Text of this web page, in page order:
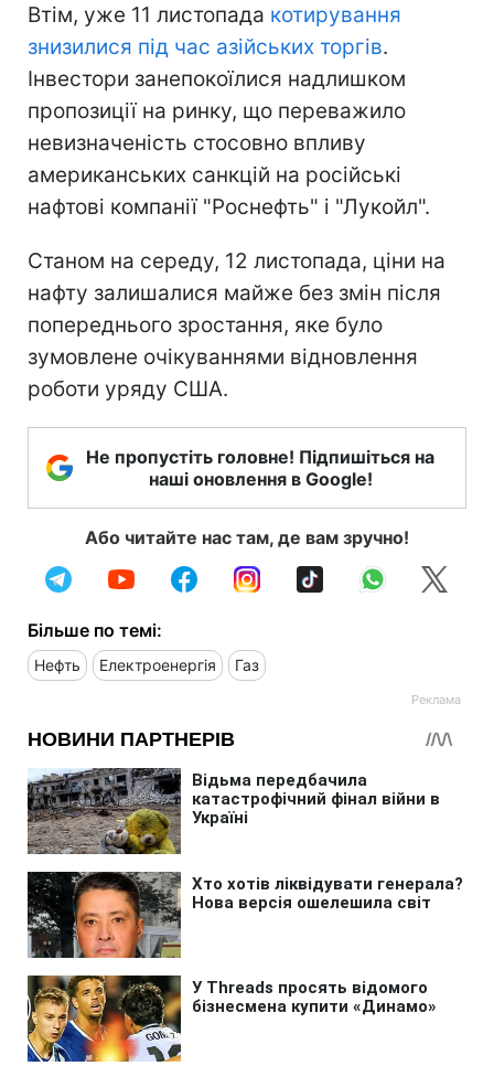
Втім, уже 11 листопада котирування
знизилися під час азійських торгів.
Інвестори занепокоїлися надлишком
пропозиції на ринку, що переважило
невизначеність стосовно впливу
американських санкцій на російські
нафтові компанії "Роснефть" і "Лукойл".
Станом на середу, 12 листопада, ціни на
нафту залишалися майже без змін після
попереднього зростання, яке було
зумовлене очікуваннями відновлення
роботи уряду США.
Не пропустіть головне! Підпишіться на
наші оновлення в Google!
Або читайте нас там, де вам зручно!
Більше по темі:
Нефть Електроенергія Газ